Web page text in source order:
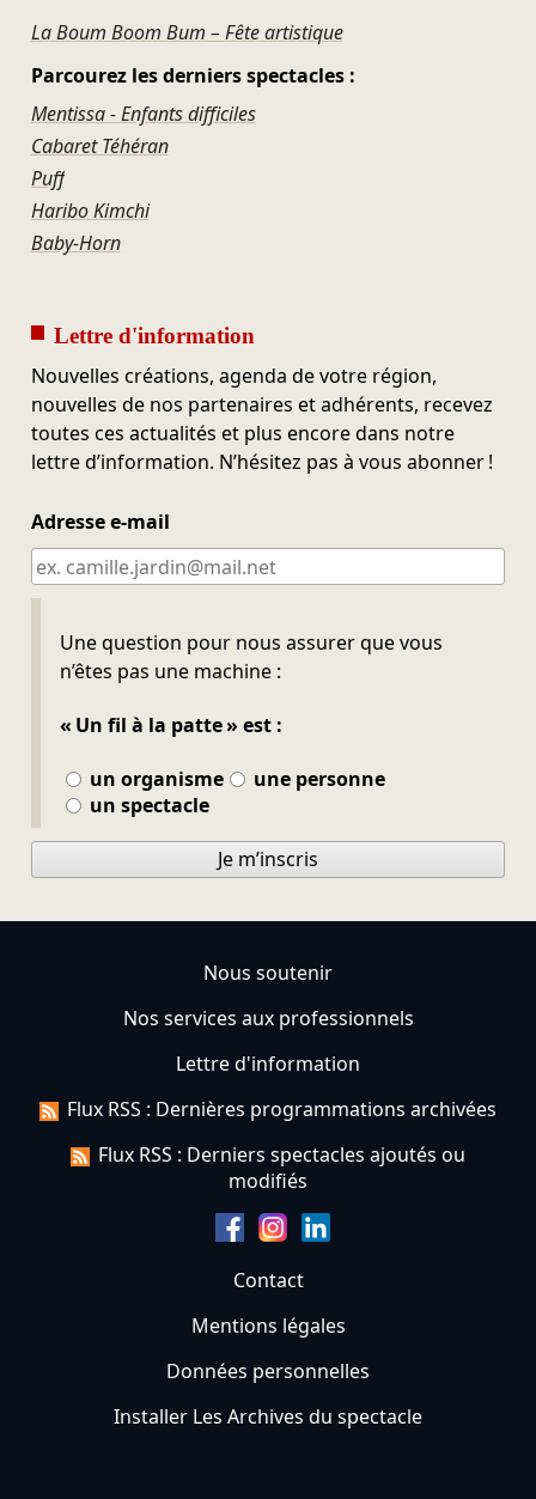
La Boum Boom Bum – Fête artistique
Parcourez les derniers spectacles :
Mentissa - Enfants difficiles
Cabaret Téhéran
Puff
Haribo Kimchi
Baby-Horn
Lettre d'information
Nouvelles créations, agenda de votre région,
nouvelles de nos partenaires et adhérents, recevez
toutes ces actualités et plus encore dans notre
lettre d’information. N’hésitez pas à vous abonner !
Adresse e-mail
Une question pour nous assurer que vous
n’êtes pas une machine :
« Un fil à la patte » est :
un organisme
une personne
un spectacle
Ne pas remplir
Je m’inscris
Nous soutenir
Nos services aux professionnels
Lettre d'information
Flux RSS : Dernières programmations archivées
Flux RSS : Derniers spectacles ajoutés ou
modifiés
Contact
Mentions légales
Données personnelles
Installer Les Archives du spectacle